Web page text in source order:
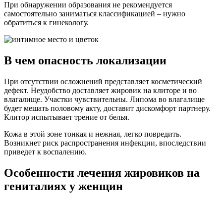
При обнаружении образования не рекомендуется
самостоятельно заниматься классификацией – нужно
обратиться к гинекологу.
В чем опасность локализации
При отсутствии осложнений представляет косметический
дефект. Неудобство доставляет жировик на клиторе и во
влагалище. Участки чувствительны. Липома во влагалище
будет мешать половому акту, доставит дискомфорт партнеру.
Клитор испытывает трение от белья.
Кожа в этой зоне тонкая и нежная, легко повредить.
Возникнет риск распространения инфекции, впоследствии
приведет к воспалению.
Особенности лечения жировиков на
гениталиях у женщин